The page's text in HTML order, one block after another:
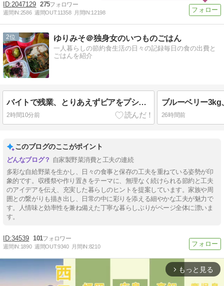
2047129 275
週間IN:2586 週間OUT:11358 月間IN:12198
2 ゆりみそ＠独身女のいつものごはん
一人暮らしの節約食生活の日々の記録毎日の食の出費と
ごはんを紹介
バイトで残業、とりあえずビアをプシッ。
2時間10分前
ブルーベリー3kg
26時間前
このブログのここがポイント
自家製野菜消費と工夫の連続
多彩な自給野菜を生かし、日々の食事と保存の工夫を重ねている姿勢が印
象的です。収穫祭や作り置きをテーマに、無理なく続けられる節約と工夫
のアイデアを伝え、充実した暮らしのヒントを提案しています。家族や周
囲との繋がりも描き出し、日常の中に彩りを添える細やかな工夫が魅力で
す。人情味と効率性を兼ね備えた丁寧な暮らしぶりがページ全体に漂いま
す。
34539 101
週間IN:1890 週間OUT:9340 月間IN:8210
arrow_forward_ios もっと見る